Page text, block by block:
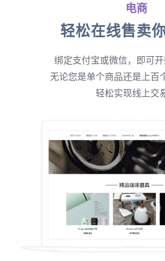
电商
轻松在线售卖
绑定支付宝或微信，即可开
无论您是单个商品还是上百
轻松实现线上交